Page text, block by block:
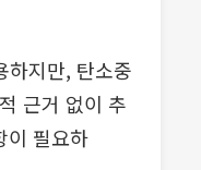
하지만, 탄소중
근거 없이 추
이 필요하